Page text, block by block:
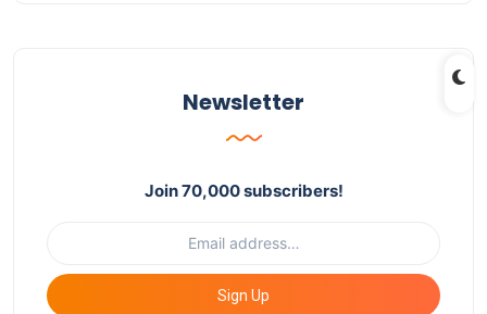
Newsletter
Join 70,000 subscribers!
Sign Up